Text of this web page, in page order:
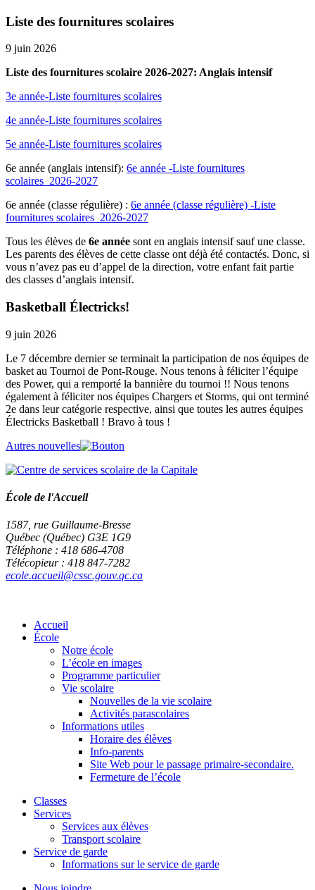
Liste des fournitures scolaires
9 juin 2026
Liste des fournitures scolaire 2026-2027: Anglais intensif
3e année-Liste fournitures scolaires
4e année-Liste fournitures scolaires
5e année-Liste fournitures scolaires
6e année (anglais intensif): 6e année -Liste fournitures
scolaires_2026-2027
6e année (classe régulière) : 6e année (classe régulière) -Liste
fournitures scolaires_2026-2027
Tous les élèves de 6e année sont en anglais intensif sauf une classe.
Les parents des élèves de cette classe ont déjà été contactés. Donc, si
vous n’avez pas eu d’appel de la direction, votre enfant fait partie
des classes d’anglais intensif.
Basketball Électricks!
9 juin 2026
Le 7 décembre dernier se terminait la participation de nos équipes de
basket au Tournoi de Pont-Rouge. Nous tenons à féliciter l’équipe
des Power, qui a remporté la bannière du tournoi !! Nous tenons
également à féliciter nos équipes Chargers et Storms, qui ont terminé
2e dans leur catégorie respective, ainsi que toutes les autres équipes
Électricks Basketball ! Bravo à tous !
Autres nouvelles
École de l'Accueil
1587, rue Guillaume-Bresse
Québec (Québec) G3E 1G9
Téléphone : 418 686-4708
Télécopieur : 418 847-7282
ecole.accueil@cssc.gouv.qc.ca
Accueil
École
Notre école
L’école en images
Programme particulier
Vie scolaire
Nouvelles de la vie scolaire
Activités parascolaires
Informations utiles
Horaire des élèves
Info-parents
Site Web pour le passage primaire-secondaire.
Fermeture de l’école
Classes
Services
Services aux élèves
Transport scolaire
Service de garde
Informations sur le service de garde